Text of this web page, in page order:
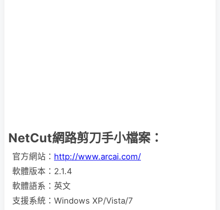
NetCut網路剪刀手小檔案：
官方網站： http://www.arcai.com/
軟體版本：2.1.4
軟體語系：英文
支援系統：Windows XP/Vista/7